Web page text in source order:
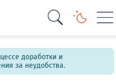
доработки и
за неудобства.